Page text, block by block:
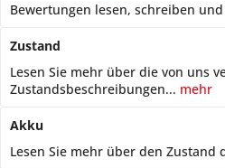
Bewertungen lesen, schreiben
Zustand
Lesen Sie mehr über die von uns
Zustandsbeschreibungen... mehr
Akku
Lesen Sie mehr über den Zustand